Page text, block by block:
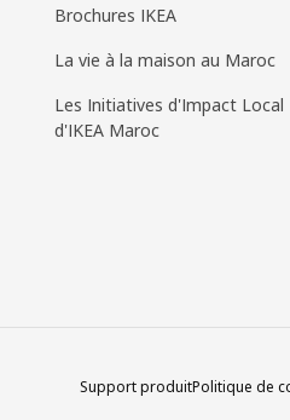
Brochures IKEA
La vie à la maison au Maroc
Les Initiatives d'Impact Local
d'IKEA Maroc
Support produitPolitique de